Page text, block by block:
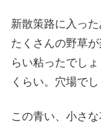
新散策路に入っ
たくさんの野草
らい粘ったでし
くらい。穴場でし
この青い、小さ